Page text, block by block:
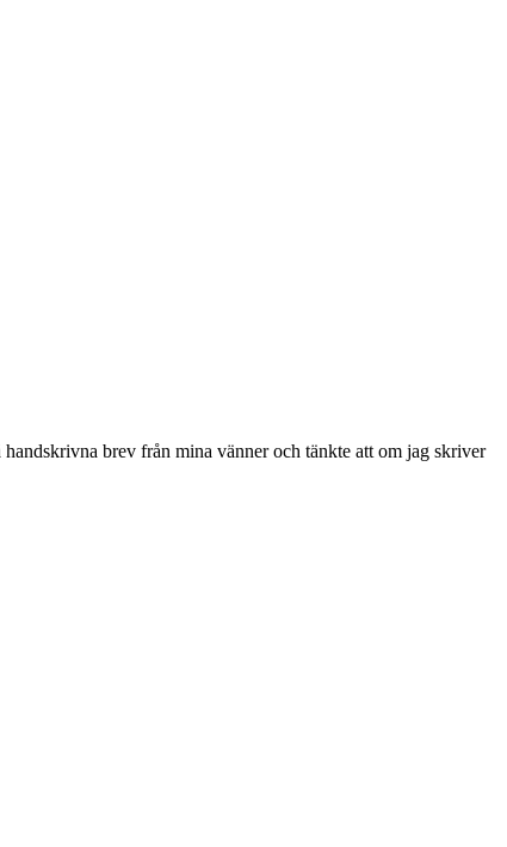
brev från mina vänner och tänkte att om jag skriver